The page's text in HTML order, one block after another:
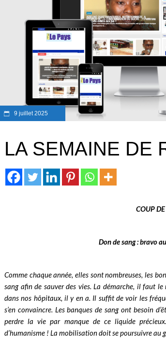
9 juillet 2025
LA SEMAINE DE
COUP
Don de sang : bravo
Comme chaque année, elles sont nombreuses, les
sang afin de sauver des vies. La démarche, il faut
dans nos hôpitaux, il y en a. Il suffit de voir les
s’en convaincre. Les banques de sang ont besoin
perdre la vie par manque de ce liquide
d’humanisme ! La mobilisation doit se poursuivre au